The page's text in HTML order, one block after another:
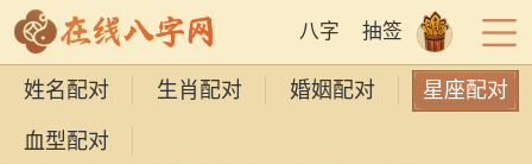
八字 抽签
姓名配对 生肖配对 婚姻配对 星座配对
血型配对